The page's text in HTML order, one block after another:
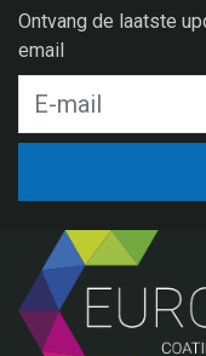
Ontvang de laatste
email